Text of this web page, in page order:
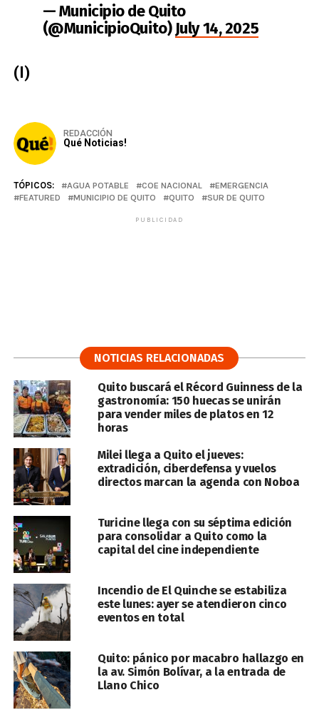
— Municipio de Quito
(@MunicipioQuito)July 14, 2025
(I)
REDACCIÓN
Qué Noticias!
TÓPICOS: AGUA POTABLE COE NACIONAL
EMERGENCIA
FEATURED
MUNICIPIO DE QUITO QUITO SUR DE QUITO
PUBLICIDAD
NOTICIAS RELACIONADAS
Quito buscará el Récord Guinness de la
gastronomía: 150 huecas se unirán
para vender miles de platos en 12
horas
Milei llega a Quito el jueves:
extradición, ciberdefensa y vuelos
directos marcan la agenda con Noboa
Turicine llega con su séptima edición
para consolidar a Quito como la
capital del cine independiente
Incendio de El Quinche se estabiliza
este lunes: ayer se atendieron cinco
eventos en total
Quito: pánico por macabro hallazgo en
la av. Simón Bolívar, a la entrada de
Llano Chico